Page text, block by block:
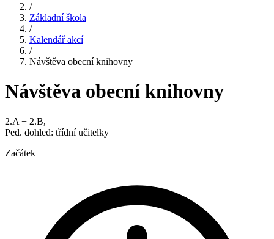
/
Základní škola
/
Kalendář akcí
/
Návštěva obecní knihovny
Návštěva obecní knihovny
2.A + 2.B,
Ped. dohled: třídní učitelky
Začátek